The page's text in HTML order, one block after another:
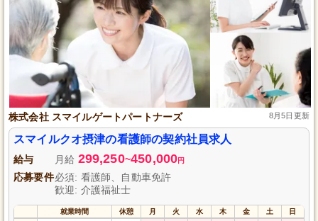
株式会社 スマイルゲートパートナーズ 8月5日更新
スマイルクオ摂津の看護師の契約社員求人
給与 月給 299,250~450,000円
応募要件必須: 看護師、自動車免許
歓迎: 介護福祉士
就業時間 休憩 月 火 水 木 金 土 日